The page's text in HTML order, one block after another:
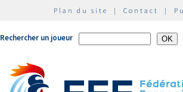
Plan du site | Contact |
Rechercher un joueur